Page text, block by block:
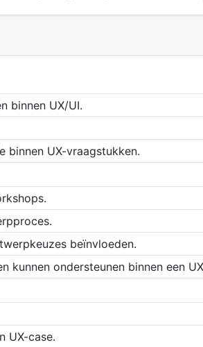
binnen UX/UI.
binnen UX-vraagstukken.
beïnvloeden.
kunnen ondersteunen binnen een
UX-case.